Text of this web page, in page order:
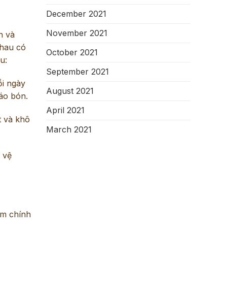
và
có
ngày
bón.
và khô
vệ
chính
December 2021
November 2021
October 2021
September 2021
August 2021
April 2021
March 2021